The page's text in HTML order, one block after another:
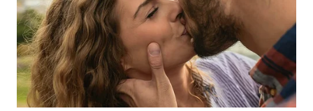
WAHANA
OTOMOTIF
WAHANA
HEALTH